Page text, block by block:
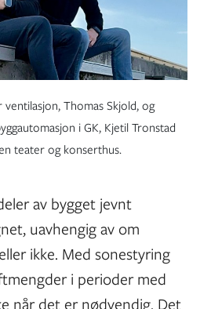
Thomas Skjold, og
i GK, Kjetil Tronstad
teater og konserthus.
av bygget jevnt
uavhengig av om
ikke. Med sonestyring
i perioder med
når det er nødvendig. Det